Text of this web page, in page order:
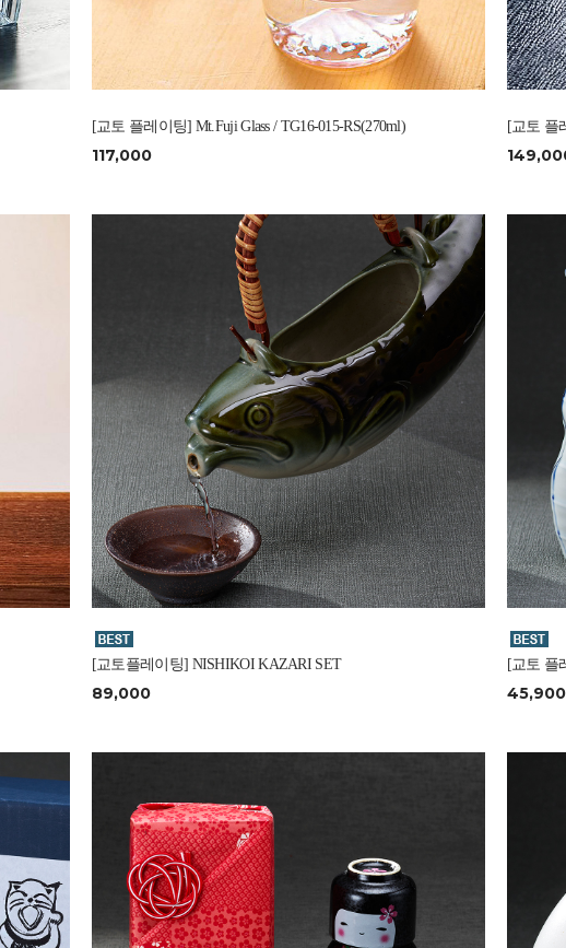
[교토 플레이팅] Mt.Fuji Glass / TG16-015-RS(270ml)
117,000
[교토 플
[교토플레이팅] NISHIKOI KAZARI SET
89,000
[교토 플
45,900